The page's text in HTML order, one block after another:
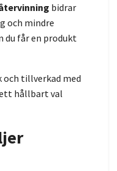
bidrar
och mindre
du får en produkt
och tillverkad med
hållbart val